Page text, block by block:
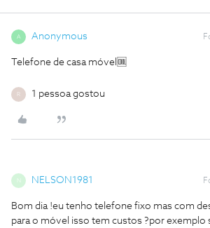
A Anonymous
Telefone de casa móvel🆒
R 1 pessoa gostou
NELSON1981
Bom dia !eu tenho telefone fixo mas com
para o móvel isso tem custos ?por exemplo